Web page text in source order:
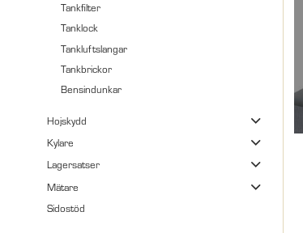
Tankfilter
Tanklock
Tankluftslangar
Tankbrickor
Bensindunkar
Hojskydd
Kylare
Lagersatser
Mätare
Sidostöd